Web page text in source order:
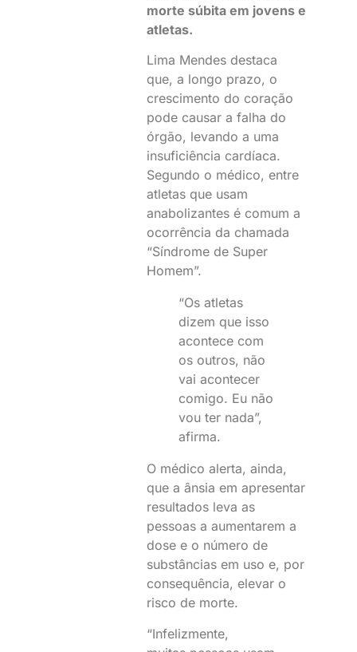
morte súbita em jovens e
atletas.
Lima Mendes destaca
que, a longo prazo, o
crescimento do coração
pode causar a falha do
órgão, levando a uma
insuficiência cardíaca.
Segundo o médico, entre
atletas que usam
anabolizantes é comum a
ocorrência da chamada
“Síndrome de Super
Homem”.
“Os atletas
dizem que isso
acontece com
os outros, não
vai acontecer
comigo. Eu não
vou ter nada”,
afirma.
O médico alerta, ainda,
que a ânsia em apresentar
resultados leva as
pessoas a aumentarem a
dose e o número de
substâncias em uso e, por
consequência, elevar o
risco de morte.
“Infelizmente,